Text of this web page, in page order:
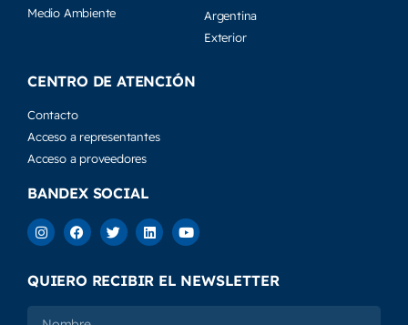
Medio Ambiente
Argentina
Exterior
CENTRO DE ATENCIÓN
Contacto
Acceso a representantes
Acceso a proveedores
BANDEX SOCIAL
QUIERO RECIBIR EL NEWSLETTER